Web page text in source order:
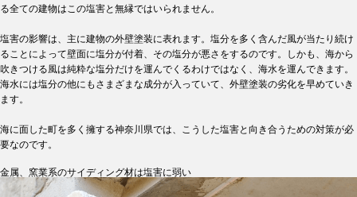
る全ての建物はこの塩害と無縁ではいられません。
塩害の影響は、主に建物の外壁塗装に表れます。塩分を多く含んだ風が当たり続け
ることによって壁面に塩分が付着、その塩分が悪さをするのです。しかも、海から
吹きつける風は純粋な塩分だけを運んでくるわけではなく、海水を運んできます。
海水には塩分の他にもさまざまな成分が入っていて、外壁塗装の劣化を早めていき
ます。
海に面した町を多く擁する神奈川県では、こうした塩害と向き合うための対策が必
要なのです。
金属、窯業系のサイディング材は塩害に弱い